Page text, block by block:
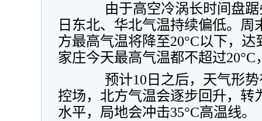
由于高空冷涡长时间盘踞
日东北、华北气温持续偏低。
方最高气温将降至20°C以下，
家庄今天最高气温都不超过20°C
预计10日之后，天气形势
控场，北方气温会逐步回升，转
水平，局地会冲击35°C高温线。